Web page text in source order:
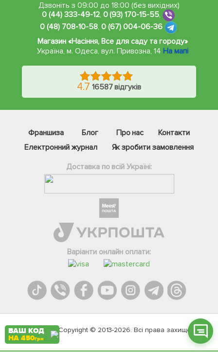
Дзвоніть з 09:00 до 18:00 (без вихідних)
0 (44) 333-49-12, 0 (93) 170-15-55,
0 (48) 708-10-58, 0 (67) 004-06-36
Магазин «Насіння, Все для саду та городу»
Україна, м. Одеса,вул. Привозна, 14 На мапі
4.7 16587 відгуків
Франшиза Блог Про нас
Контакти
Електронний журнал
Як зробити замовлення
Доставка по всій Україні:
Варіанти онлайн оплати:
Agromarket.Copyright © 2013-2026. Всі права захищені
Телеграм
Вайбер
Онлайн чат
ВАШ КОД
НА 450грн